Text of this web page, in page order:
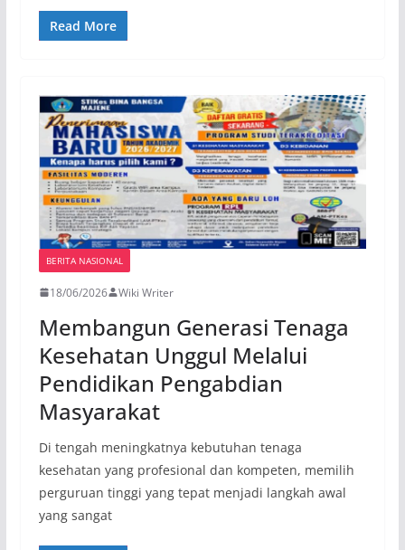
Read More
BERITA NASIONAL
18/06/2026 Wiki Writer
Membangun Generasi Tenaga
Kesehatan Unggul Melalui
Pendidikan Pengabdian
Masyarakat
Di tengah meningkatnya kebutuhan tenaga
kesehatan yang profesional dan kompeten, memilih
perguruan tinggi yang tepat menjadi langkah awal
yang sangat